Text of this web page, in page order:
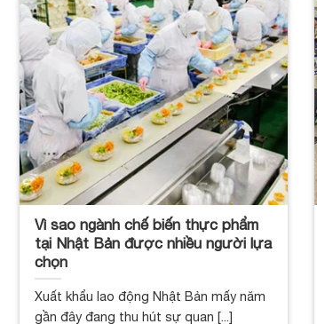
Vì sao ngành chế biến thực phẩm
tại Nhật Bản được nhiều người lựa
chọn
Xuất khẩu lao động Nhật Bản mấy năm
gần đây đang thu hút sự quan [...]